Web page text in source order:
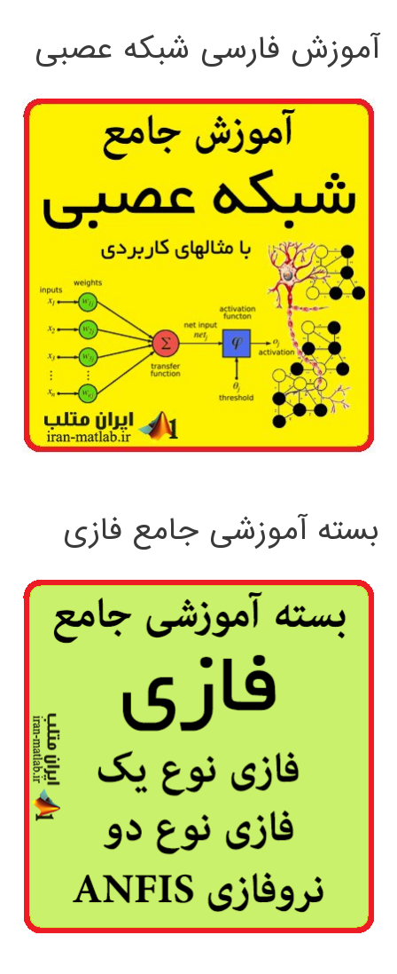
آموزش فارسی شبکه عصبی
بسته آموزشی جامع فازی